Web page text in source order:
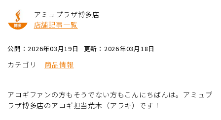
アミュプラザ博多店
店舗記事一覧
公開：2026年03月19日 更新：2026年03月18日
カテゴリ 商品情報
アコギファンの方もそうでない方もこんにちばんは。アミュプ
ラザ博多店のアコギ担当荒木（アラキ）です！